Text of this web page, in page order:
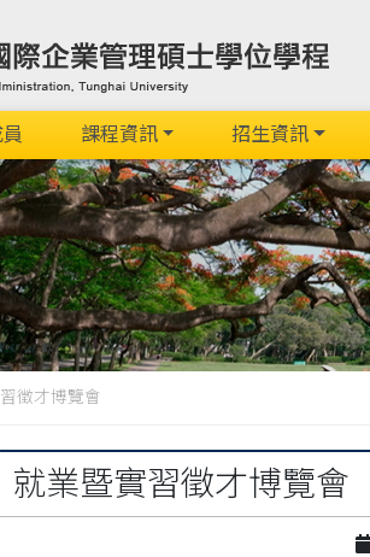
課程資訊 招生資訊
徵才博覽會
就業暨實習徵才博覽會